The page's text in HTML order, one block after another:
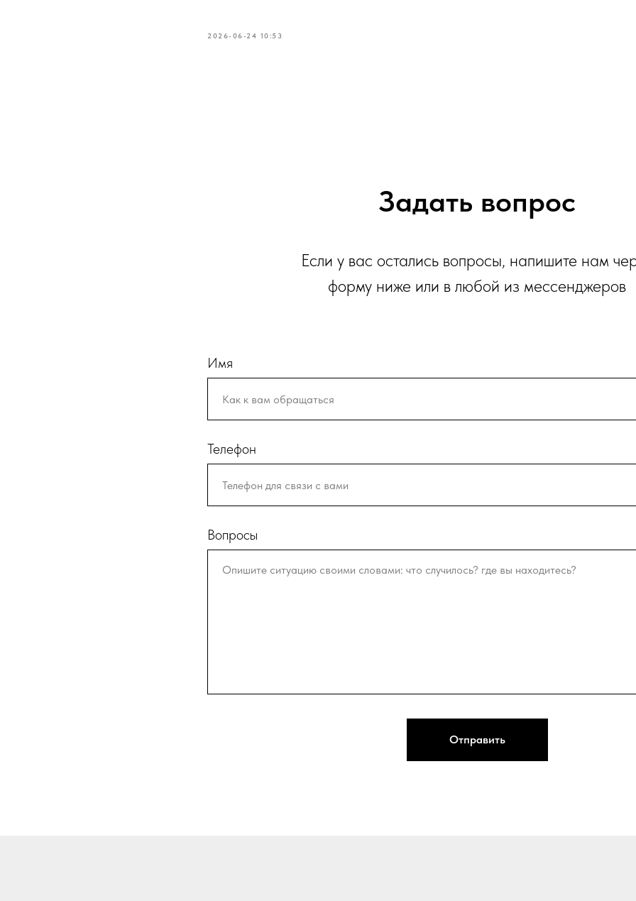
2026-06-24 10:53
Задать вопрос
Если у вас остались вопросы, напишите нам
форму ниже или в любой из мессенджеров
Имя
Телефон
Вопросы
Отправить